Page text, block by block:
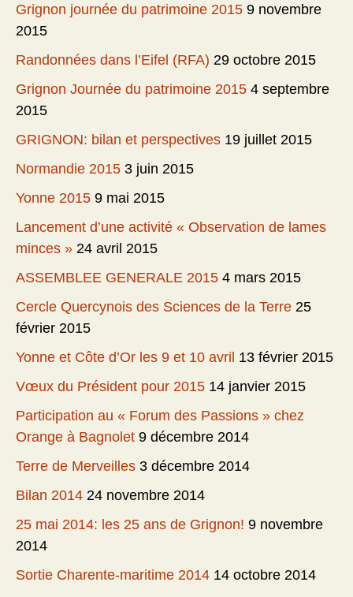
Grignon journée du patrimoine 2015 9 novembre
2015
Randonnées dans l’Eifel (RFA) 29 octobre 2015
Grignon Journée du patrimoine 2015 4 septembre
2015
GRIGNON: bilan et perspectives 19 juillet 2015
Normandie 2015 3 juin 2015
Yonne 2015 9 mai 2015
Lancement d’une activité « Observation de lames
minces » 24 avril 2015
ASSEMBLEE GENERALE 2015 4 mars 2015
Cercle Quercynois des Sciences de la Terre 25
février 2015
Yonne et Côte d’Or les 9 et 10 avril 13 février 2015
Vœux du Président pour 2015 14 janvier 2015
Participation au « Forum des Passions » chez
Orange à Bagnolet 9 décembre 2014
Terre de Merveilles 3 décembre 2014
Bilan 2014 24 novembre 2014
25 mai 2014: les 25 ans de Grignon! 9 novembre
2014
Sortie Charente-maritime 2014 14 octobre 2014